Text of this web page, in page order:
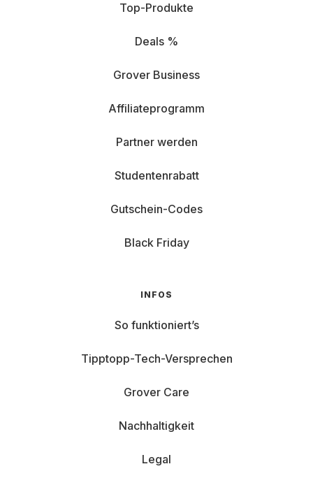
Top-Produkte
Deals %
Grover Business
Affiliateprogramm
Partner werden
Studentenrabatt
Gutschein-Codes
Black Friday
INFOS
So funktioniert’s
Tipptopp-Tech-Versprechen
Grover Care
Nachhaltigkeit
Legal